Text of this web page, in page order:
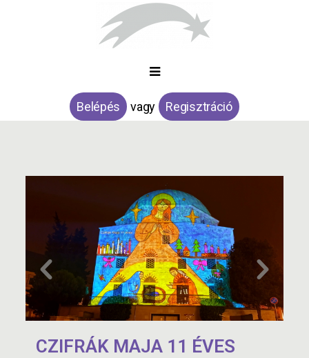
Belépés vagy Regisztráció
CZIFRÁK MAJA 11 ÉVES